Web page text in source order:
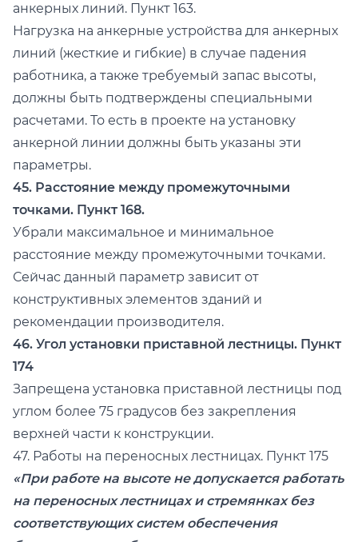
анкерных линий. Пункт 163.
Нагрузка на анкерные устройства для анкерных
линий (жесткие и гибкие) в случае падения
работника, а также требуемый запас высоты,
должны быть подтверждены специальными
расчетами. То есть в проекте на установку
анкерной линии должны быть указаны эти
параметры.
45. Расстояние между промежуточными
точками. Пункт 168.
Убрали максимальное и минимальное
расстояние между промежуточными точками.
Сейчас данный параметр зависит от
конструктивных элементов зданий и
рекомендации производителя.
46. Угол установки приставной лестницы. Пункт
174
Запрещена установка приставной лестницы под
углом более 75 градусов без закрепления
верхней части к конструкции.
47. Работы на переносных лестницах. Пункт 175
«При работе на высоте не допускается работать
на переносных лестницах и стремянках без
соответствующих систем обеспечения